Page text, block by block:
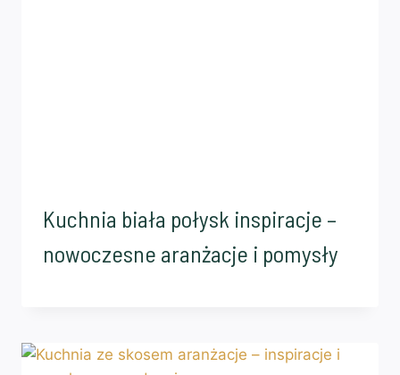
Kuchnia biała połysk inspiracje –
nowoczesne aranżacje i pomysły